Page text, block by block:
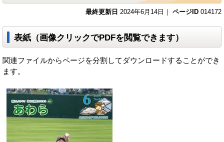
最終更新日 2024年6月14日｜ ページID 014172
表紙（画像クリックでPDFを閲覧できます）
関連ファイルからページを分割してダウンロードすることができ
ます。